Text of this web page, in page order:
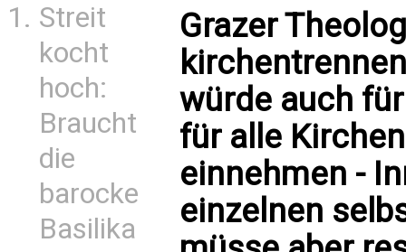
Streit
kocht
hoch:
Braucht
die
barocke
Basilika
Grazer
würde auch
für alle
einnehmen -
einzelnen